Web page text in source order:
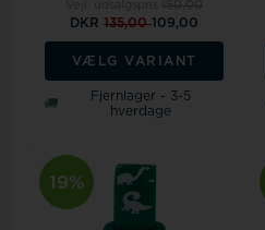
DKR135,00109,00
VÆLG VARIANT
Fjernlager - 3-5
hverdage
19%